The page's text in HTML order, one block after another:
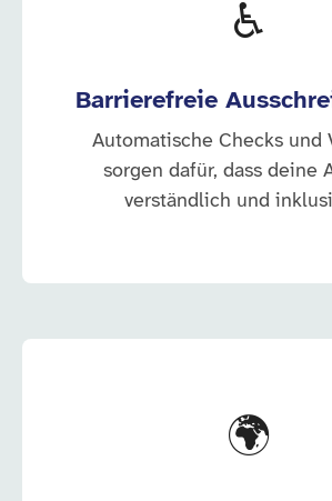
♿
Barrierefreie
Automatische Checks und
sorgen dafür, dass deine
verständlich und
🌍